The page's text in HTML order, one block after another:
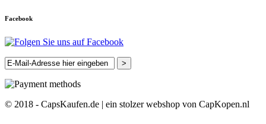
Facebook
>
© 2018 - CapsKaufen.de | ein stolzer webshop von CapKopen.nl